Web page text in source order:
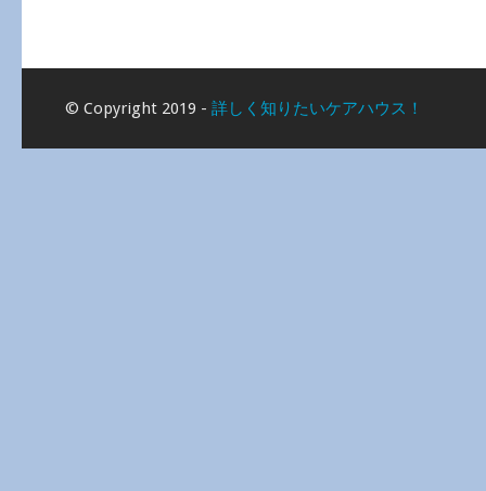
© Copyright 2019 - 詳しく知りたいケアハウス！